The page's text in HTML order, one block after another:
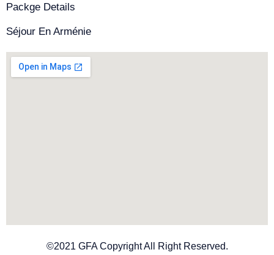
Packge Details
Séjour En Arménie
©2021 GFA Copyright All Right Reserved.